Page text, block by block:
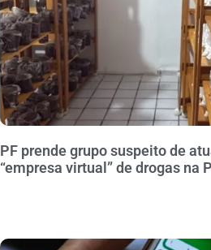
PF prende grupo suspeito de
“empresa virtual” de drogas na